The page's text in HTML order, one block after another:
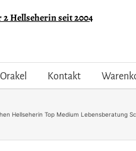
Hellseherin seit 2004
Orakel Kontakt
Hellseherin Top Medium Lebensberatung